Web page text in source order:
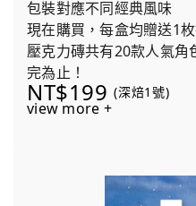
包裝對應不同經典風味
現在購買，每盒均贈送1
壓克力磚共有20款人氣角
完為止！
NT$199 (深焙1號)
view more +